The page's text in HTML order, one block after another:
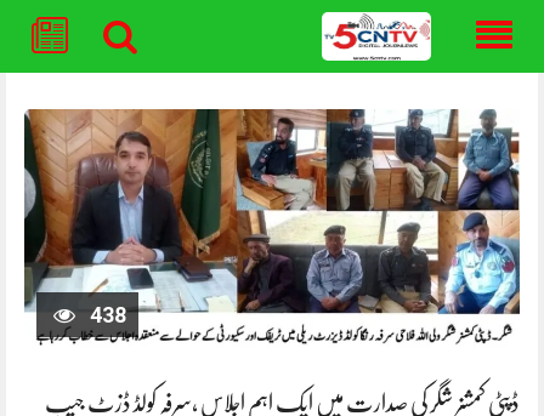
content
438
ڈپٹی کمشنر شگر کی صدارت میں ایک اہم اجلاس ،سرفہ کولڈ ڈزٹ جیب